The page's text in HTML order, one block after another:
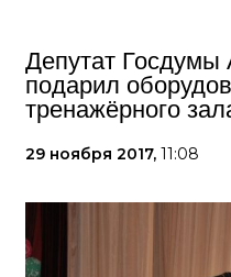
Депутат Госдумы
подарил
тренажёрного
29 ноября 2017, 11:08